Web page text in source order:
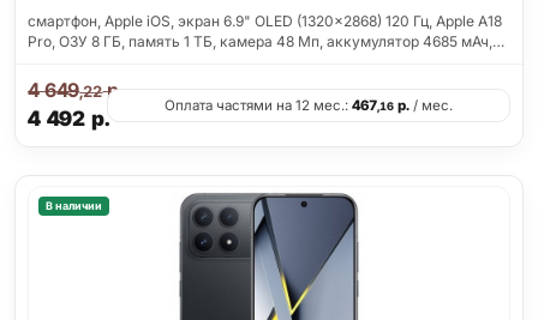
смартфон, Apple iOS, экран 6.9" OLED (1320x2868) 120 Гц, Apple A18
Pro, ОЗУ 8 ГБ, память 1 ТБ, камера 48 Мп, аккумулятор 4685 мАч,…
4 492 р.
4 649,22р.
Оплата частями на 12 мес.: 467,16 р. / мес.
В наличии